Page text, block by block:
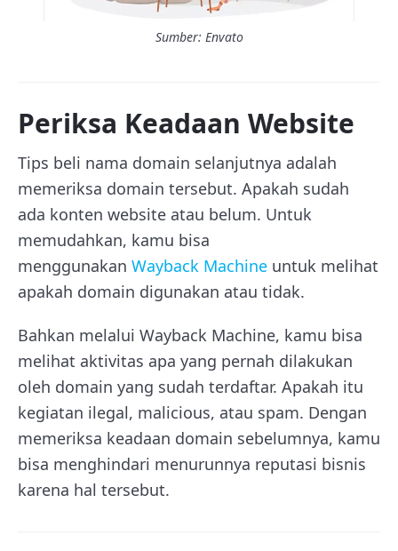
Sumber: Envato
Periksa Keadaan Website
Tips beli nama domain selanjutnya adalah
memeriksa domain tersebut. Apakah sudah
ada konten website atau belum. Untuk
memudahkan, kamu bisa
menggunakan Wayback Machine untuk melihat
apakah domain digunakan atau tidak.
Bahkan melalui Wayback Machine, kamu bisa
melihat aktivitas apa yang pernah dilakukan
oleh domain yang sudah terdaftar. Apakah itu
kegiatan ilegal, malicious, atau spam. Dengan
memeriksa keadaan domain sebelumnya, kamu
bisa menghindari menurunnya reputasi bisnis
karena hal tersebut.